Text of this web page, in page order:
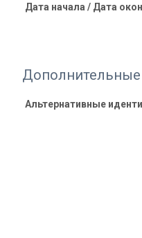
Дата начала / Дата
Альтернативные